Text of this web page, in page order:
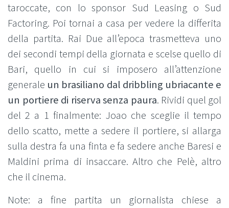
taroccate, con lo sponsor Sud Leasing o Sud
Factoring. Poi tornai a casa per vedere la differita
della partita. Rai Due all’epoca trasmetteva uno
dei secondi tempi della giornata e scelse quello di
Bari, quello in cui si imposero all’attenzione
generale un brasiliano dal dribbling ubriacante e
un portiere di riserva senza paura. Rividi quel gol
del 2 a 1 finalmente: Joao che sceglie il tempo
dello scatto, mette a sedere il portiere, si allarga
sulla destra fa una finta e fa sedere anche Baresi e
Maldini prima di insaccare. Altro che Pelè, altro
che il cinema.
Note: a fine partita un giornalista chiese a